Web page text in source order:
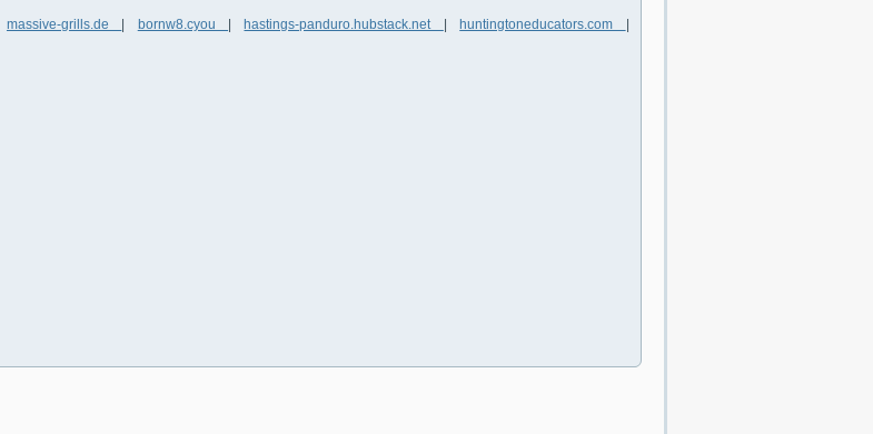
massive-grills.de bornw8.cyou hastings-panduro.hubstack.net huntingtoneducators.com